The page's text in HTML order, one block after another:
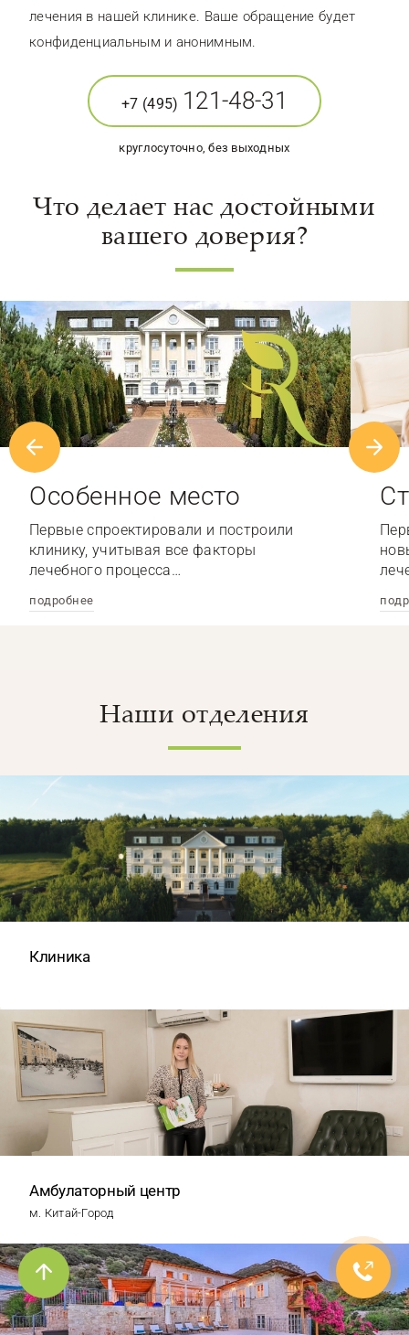
лечения в нашей клинике. Ваше обращение будет
конфиденциальным и анонимным.
+7 (495) 121-48-31
круглосуточно, без выходных
Что делает нас достойными
вашего доверия?
Особенное место
Первые спроектировали и построили
клинику, учитывая все факторы
лечебного процесса…
подробнее
Наши отделения
Клиника
Амбулаторный центр
м. Китай-Город